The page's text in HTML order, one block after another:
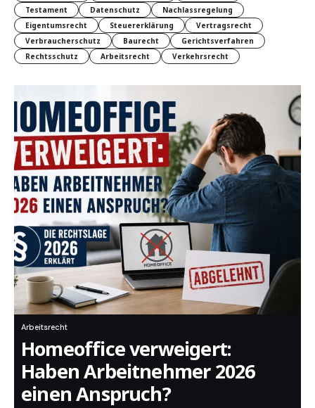
Testament
Datenschutz
Nachlassregelung
Eigentumsrecht
Steuererklärung
Vertragsrecht
Verbraucherschutz
Baurecht
Gerichtsverfahren
Rechtsschutz
Arbeitsrecht Verkehrsrecht
Arbeitsrecht
Homeoffice verweigert:
Haben Arbeitnehmer 2026
einen Anspruch?